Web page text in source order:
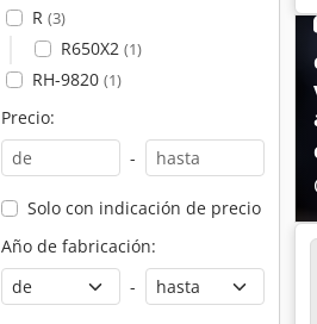
R (3)
R650X2 (1)
RH-9820 (1)
Precio:
-
Solo con indicación de precio
Año de fabricación:
-